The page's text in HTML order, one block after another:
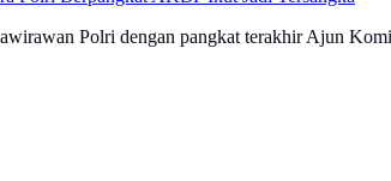
Polri dengan pangkat terakhir Ajun